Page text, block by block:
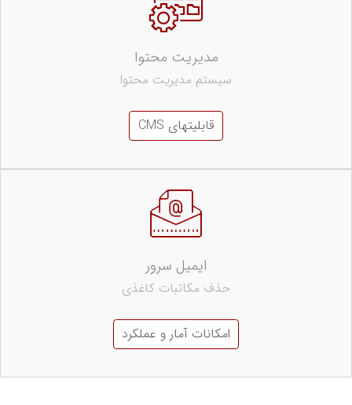
مدیریت محتوا
سیستم مدیریت محتوا
قابلیتهای CMS
ایمیل سرور
حذف مکاتبات کاغذی
امکانات آمار و عملکرد